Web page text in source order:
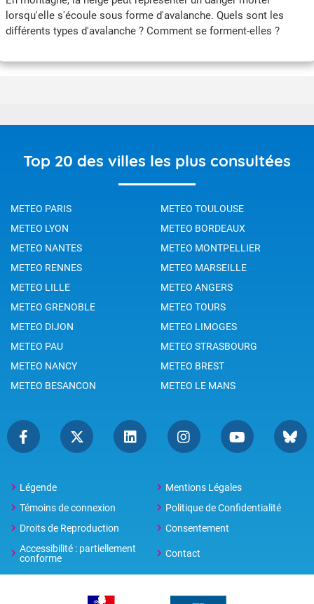
lorsqu'elle s'écoule sous forme d'avalanche. Quels sont les
différents types d'avalanche ? Comment se forment-elles ?
Top 20 des villes les plus consultées
METEO PARIS
METEO TOULOUSE
METEO LYON
METEO BORDEAUX
METEO NANTES
METEO MONTPELLIER
METEO RENNES
METEO MARSEILLE
METEO LILLE
METEO ANGERS
METEO GRENOBLE
METEO TOURS
METEO DIJON
METEO LIMOGES
METEO PAU
METEO STRASBOURG
METEO NANCY
METEO BREST
METEO BESANCON
METEO LE MANS
Légende
Mentions Légales
Témoins de connexion
Politique de Confidentialité
Droits de Reproduction
Consentement
Accessibilité : partiellement
conforme
Contact